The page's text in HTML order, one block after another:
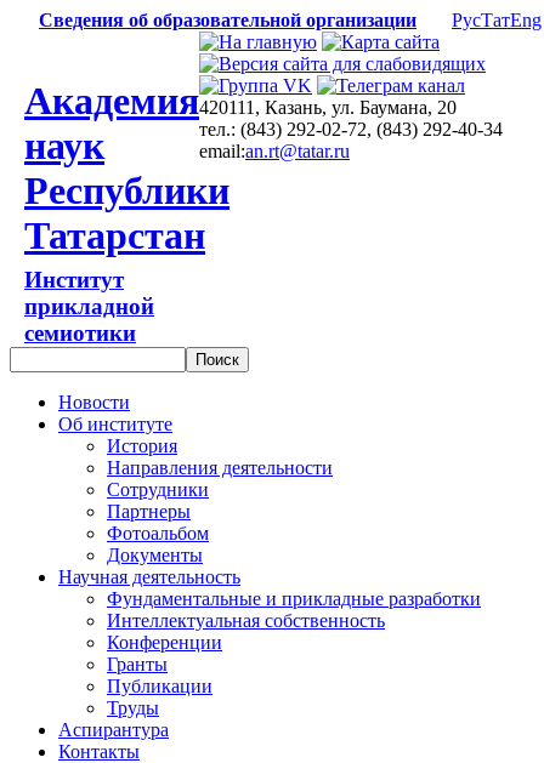
Сведения об образовательной организации РусТатEng
Академия
наук
Республики
Татарстан
Институт
прикладной
семиотики
420111, Казань, ул. Баумана, 20
тел.: (843) 292-02-72, (843) 292-40-34
email:an.rt@tatar.ru
Новости
Об институте
История
Направления деятельности
Сотрудники
Партнеры
Фотоальбом
Документы
Научная деятельность
Фундаментальные и прикладные разработки
Интеллектуальная собственность
Конференции
Гранты
Публикации
Труды
Аспирантура
Контакты